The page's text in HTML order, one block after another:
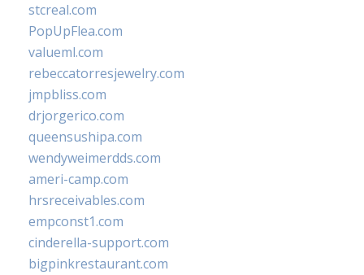
stcreal.com
PopUpFlea.com
valueml.com
rebeccatorresjewelry.com
jmpbliss.com
drjorgerico.com
queensushipa.com
wendyweimerdds.com
ameri-camp.com
hrsreceivables.com
empconst1.com
cinderella-support.com
bigpinkrestaurant.com